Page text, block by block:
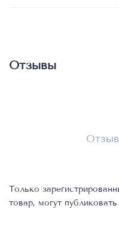
Отзывы
Только
товар, могут